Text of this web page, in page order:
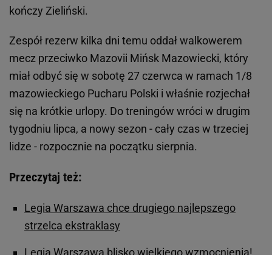
kończy Zieliński.
Zespół rezerw kilka dni temu oddał walkowerem
mecz przeciwko Mazovii Mińsk Mazowiecki, który
miał odbyć się w sobotę 27 czerwca w ramach 1/8
mazowieckiego Pucharu Polski i właśnie rozjechał
się na krótkie urlopy. Do treningów wróci w drugim
tygodniu lipca, a nowy sezon - cały czas w trzeciej
lidze - rozpocznie na początku sierpnia.
Przeczytaj też:
Legia Warszawa chce drugiego najlepszego
strzelca ekstraklasy
Legia Warszawa blisko wielkiego wzmocnienia!